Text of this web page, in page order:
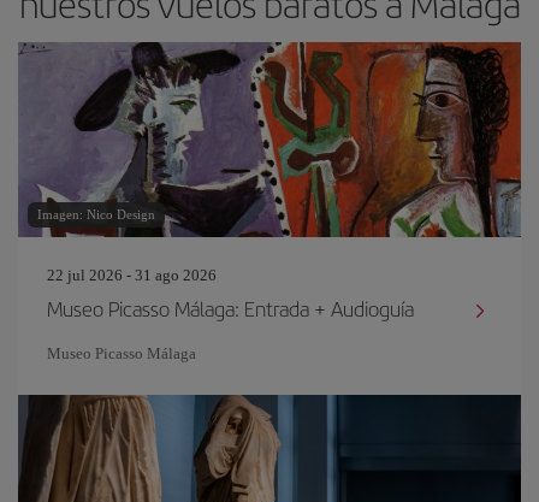
Imagen: Nico Design
22 jul 2026 - 31 ago 2026
Museo Picasso Málaga: Entrada + Audioguía
Museo Picasso Málaga